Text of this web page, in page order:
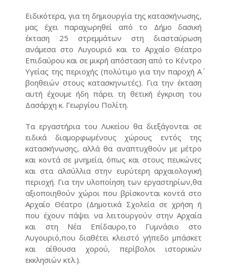
Ειδικότερα, για τη δημιουργία της κατασκήνωσης,
μας έχει παραχωρηθεί από το Δήμο δασική
έκταση 25 στρεμμάτων στη διασταύρωση
ανάμεσα στο Λυγουριό και το Αρχαίο Θέατρο
Επιδαύρου και σε μικρή απόσταση από το Κέντρο
Υγείας της περιοχής (πολύτιμο για την παροχή Α΄
βοηθειών στους κατασκηνωτές). Για την έκταση
αυτή έχουμε ήδη πάρει τη θετική έγκριση του
Δασάρχη κ. Γεωργίου Πολίτη.
Τα εργαστήρια του Λυκείου θα διεξάγονται σε
ειδικά διαμορφωμένους χώρους εντός της
κατασκήνωσης, αλλά θα αναπτυχθούν με μέτρο
και κοντά σε μνημεία, όπως και στους πευκώνες
και στα αλσύλλια στην ευρύτερη αρχαιολογική
περιοχή. Για την υλοποίηση των εργαστηρίων,θα
αξιοποιηθούν χώροι που βρίσκονται κοντά στο
Αρχαίο Θέατρο (Δημοτικά Σχολεία σε χρήση ή
που έχουν πάψει να λειτουργούν στην Αρχαία
και στη Νέα Επίδαυρο,το Γυμνάσιο στο
Λυγουριό,που διαθέτει κλειστό γήπεδο μπάσκετ
και αίθουσα χορού, περίβολοι ιστορικών
εκκλησιών κτλ.).